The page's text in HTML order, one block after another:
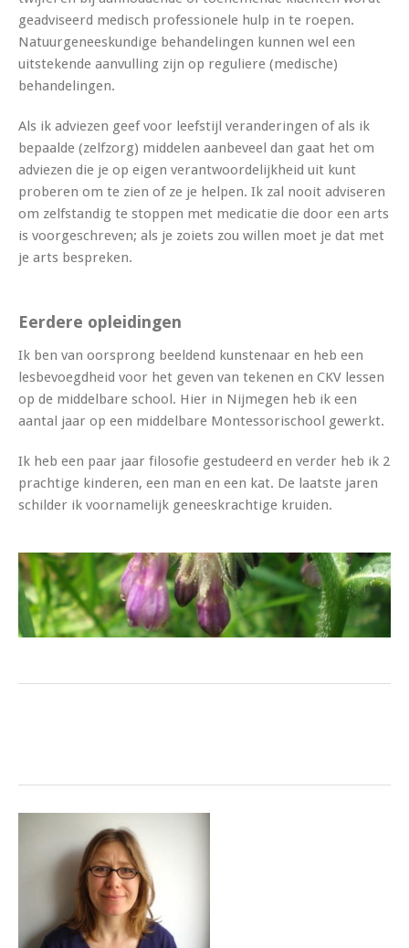
geadviseerd medisch professionele hulp in te roepen.
Natuurgeneeskundige behandelingen kunnen wel een
uitstekende aanvulling zijn op reguliere (medische)
behandelingen.
Als ik adviezen geef voor leefstijl veranderingen of als ik
bepaalde (zelfzorg) middelen aanbeveel dan gaat het om
adviezen die je op eigen verantwoordelijkheid uit kunt
proberen om te zien of ze je helpen. Ik zal nooit adviseren
om zelfstandig te stoppen met medicatie die door een arts
is voorgeschreven; als je zoiets zou willen moet je dat met
je arts bespreken.
Eerdere opleidingen
Ik ben van oorsprong beeldend kunstenaar en heb een
lesbevoegdheid voor het geven van tekenen en CKV lessen
op de middelbare school. Hier in Nijmegen heb ik een
aantal jaar op een middelbare Montessorischool gewerkt.
Ik heb een paar jaar filosofie gestudeerd en verder heb ik 2
prachtige kinderen, een man en een kat. De laatste jaren
schilder ik voornamelijk geneeskrachtige kruiden.